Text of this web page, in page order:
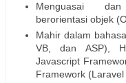
Menguasai
berorientasi objek
Mahir dalam
VB, dan ASP),
Javascript
Framework (Laravel